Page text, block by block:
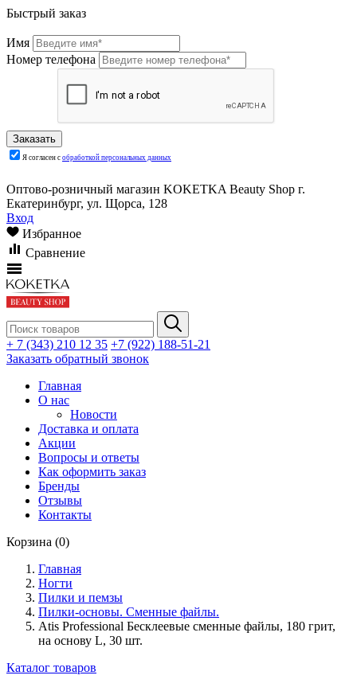
Быстрый заказ
Имя
Номер телефона
Я согласен с обработкой персональных данных
Оптово-розничный магазин KOKETKA Beauty Shop г.
Екатеринбург, ул. Щорса, 128
Вход
Избранное
Сравнение
+ 7 (343) 210 12 35 +7 (922) 188-51-21
Заказать обратный звонок
Главная
О нас
Новости
Доставка и оплата
Акции
Вопросы и ответы
Как оформить заказ
Бренды
Отзывы
Контакты
Корзина (0)
Главная
Ногти
Пилки и пемзы
Пилки-основы. Сменные файлы.
Atis Professional Бесклеевые сменные файлы, 180 грит,
на основу L, 30 шт.
Каталог товаров